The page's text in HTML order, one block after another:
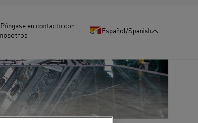
Póngase en contacto con
nosotros
Español/Spanish